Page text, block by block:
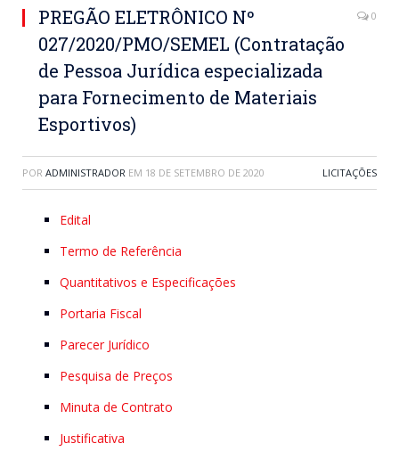
PREGÃO ELETRÔNICO Nº
027/2020/PMO/SEMEL (Contratação
de Pessoa Jurídica especializada
para Fornecimento de Materiais
Esportivos)
0
POR ADMINISTRADOR EM 18 DE SETEMBRO DE 2020 LICITAÇÕES
Edital
Termo de Referência
Quantitativos e Especificações
Portaria Fiscal
Parecer Jurídico
Pesquisa de Preços
Minuta de Contrato
Justificativa